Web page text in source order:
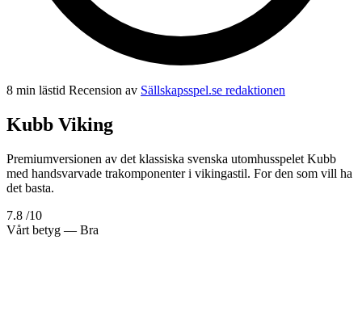
8 min lästid Recension av Sällskapsspel.se redaktionen
Kubb Viking
Premiumversionen av det klassiska svenska utomhusspelet Kubb
med handsvarvade trakomponenter i vikingastil. For den som vill ha
det basta.
7.8 /10
Vårt betyg — Bra